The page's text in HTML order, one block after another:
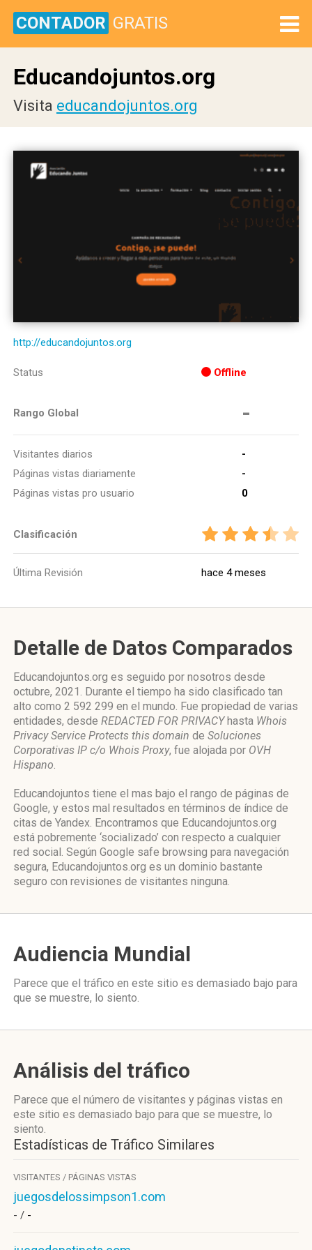
CONTADOR GRATIS
Educandojuntos.org
Visita educandojuntos.org
http://educandojuntos.org
Status Offline
Rango Global -
Visitantes diarios
-
Páginas vistas diariamente
-
Páginas vistas pro usuario
0
Clasificación
Última Revisión hace 4 meses
Detalle de Datos Comparados
Educandojuntos.org es seguido por nosotros desde
octubre, 2021. Durante el tiempo ha sido clasificado tan
alto como 2 592 299 en el mundo. Fue propiedad de varias
entidades, desde REDACTED FOR PRIVACYhasta Whois
Privacy Service Protects this domain de Soluciones
Corporativas IP c/o Whois Proxy, fue alojada por OVH
Hispano.
Educandojuntos tiene el mas bajo el rango de páginas de
Google, y estos mal resultados en términos de índice de
citas de Yandex. Encontramos que Educandojuntos.org
está pobremente ‘socializado’ con respecto a cualquier
red social. Según Google safe browsing para navegación
segura, Educandojuntos.org es un dominio bastante
seguro con revisiones de visitantes ninguna.
Audiencia Mundial
Parece que el tráfico en este sitio es demasiado bajo para
que se muestre, lo siento.
Análisis del tráfico
Parece que el número de visitantes y páginas vistas en
este sitio es demasiado bajo para que se muestre, lo
siento.
Estadísticas de Tráfico Similares
VISITANTES / PÁGINAS VISTAS
juegosdelossimpson1.com
- / -